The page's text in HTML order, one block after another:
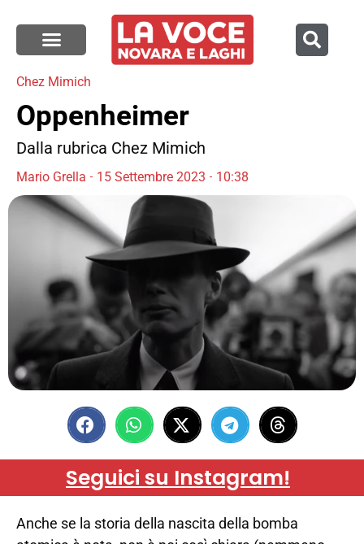
Chez Mimich
Oppenheimer
Dalla rubrica Chez Mimich
Mario Grella 15 Settembre 2023 10:38
Seguici su Instagram!
Anche se la storia della nascita della bomba